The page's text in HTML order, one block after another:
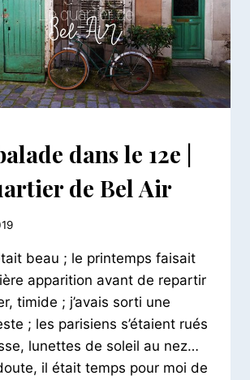
10E
ET
9E
ARRONDISSEMENTS
dans le 12e |
de Bel Air
beau ; le printemps faisait
apparition avant de repartir
timide ; j’avais sorti une
; les parisiens s’étaient rués
lunettes de soleil au nez…
il était temps pour moi de